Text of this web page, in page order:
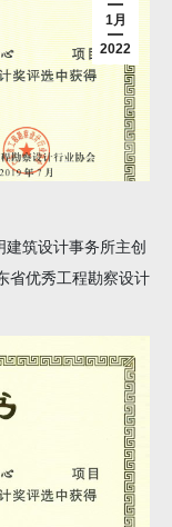
1月
2022
建筑设计事务所主创
省优秀工程勘察设计